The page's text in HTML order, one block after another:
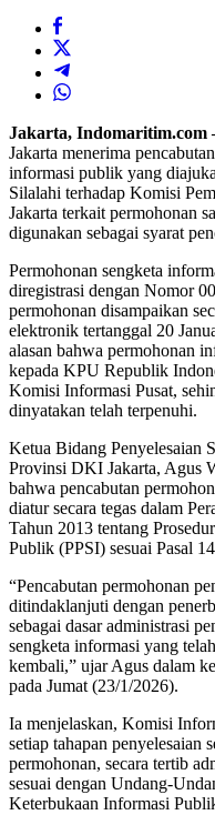
Jakarta, Indomaritim.com
Jakarta menerima
informasi publik yang
Silalahi terhadap Komisi
Jakarta terkait permohonan
digunakan sebagai syarat
Permohonan sengketa
diregistrasi dengan Nomor
permohonan disampaikan
elektronik tertanggal 20
alasan bahwa permohonan
kepada KPU Republik
Komisi Informasi Pusat,
dinyatakan telah terpenuhi.
Ketua Bidang Penyelesaian
Provinsi DKI Jakarta, Agus
bahwa pencabutan
diatur secara tegas dalam
Tahun 2013 tentang
Publik (PPSI) sesuai Pasal
“Pencabutan permohonan
ditindaklanjuti dengan
sebagai dasar administrasi
sengketa informasi yang
kembali,” ujar Agus dalam
pada Jumat (23/1/2026).
Ia menjelaskan, Komisi
setiap tahapan penyelesaian
permohonan, secara tertib
sesuai dengan Undang-
Keterbukaan Informasi